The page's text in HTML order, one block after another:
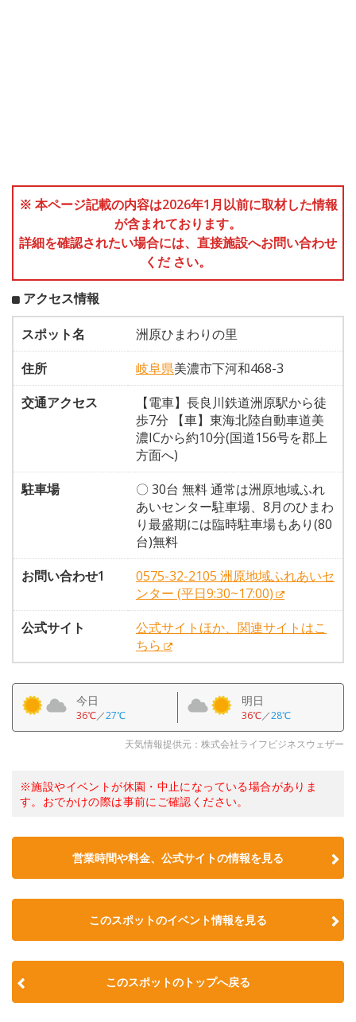
※ 本ページ記載の内容は2026年1月以前に取材した情報
が含まれております。
詳細を確認されたい場合には、直接施設へお問い合わせ
くだ さい。
アクセス情報
スポット名
洲原ひまわりの里
住所
岐阜県美濃市下河和468-3
交通アクセス
【電車】長良川鉄道洲原駅から徒
歩7分 【車】東海北陸自動車道美
濃ICから約10分(国道156号を郡上
方面へ)
駐車場
〇 30台 無料 通常は洲原地域ふれ
あいセンター駐車場、8月のひまわ
り最盛期には臨時駐車場もあり(80
台)無料
お問い合わせ1
0575-32-2105 洲原地域ふれあいセ
ンター (平日9:30~17:00)
公式サイト
公式サイトほか、関連サイトはこ
ちら
今日
36℃／27℃
明日
36℃／28℃
天気情報提供元：株式会社ライフビジネスウェザー
※施設やイベントが休園・中止になっている場合がありま
す。おでかけの際は事前にご確認ください。
営業時間や料金、公式サイトの情報を見る
このスポットのイベント情報を見る
このスポットのトップへ戻る